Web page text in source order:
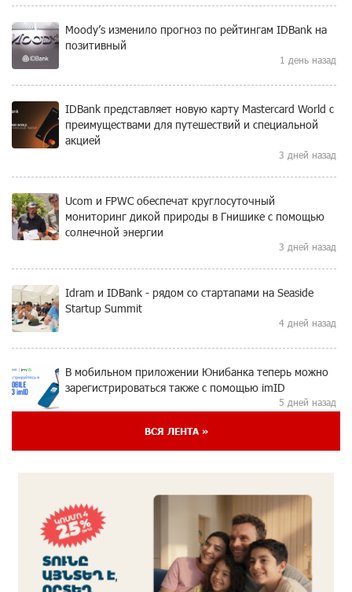
Moody’s изменило прогноз по рейтингам IDBank на
позитивный
1 день назад
IDBank представляет новую карту Mastercard World с
преимуществами для путешествий и специальной
акцией
3 дней назад
Ucom и FPWC обеспечат круглосуточный
мониторинг дикой природы в Гнишике с помощью
солнечной энергии
3 дней назад
Idram и IDBank - рядом со стартапами на Seaside
Startup Summit
4 дней назад
В мобильном приложении Юнибанка теперь можно
зарегистрироваться также с помощью imID
5 дней назад
«Бесплатные бонусы в играх»: IDBank
ЕАЭС со временем будет расширяться. Когда-нибудь
это поймёт и рядовой армянин, но будет уже поздно
8 дней назад
ВСЯ ЛЕНТА »